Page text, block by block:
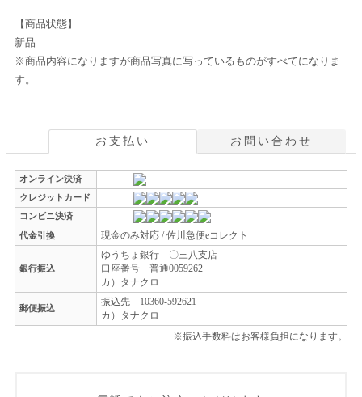
【商品状態】
新品
※商品内容になりますが商品写真に写っているものがすべてになりま
す。
お支払い お問い合わせ
オンライン決済
クレジットカード
コンビニ決済
代金引換
現金のみ対応 / 佐川急便eコレクト
銀行振込
ゆうちょ銀行 〇三八支店
口座番号 普通0059262
カ）タナクロ
郵便振込
振込先 10360-592621
カ）タナクロ
※振込手数料はお客様負担になります。